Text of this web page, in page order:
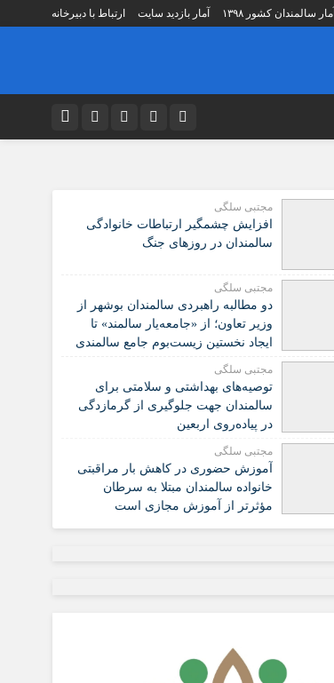
آمار سالمندان کشور ۱۳۹۸ آمار بازدید سایت ارتباط با دبیرخانه
توییتر
آپارات
اپلیکیشن
مؤسسات مردم نهاد
لیست بنیادهای فرزانگان کشور
لیست مراکز تشخیصی درمانی
مراکز نگهداری سالمندان استان تهران
مراکز نگهداری سالمندان تهران
لیست پزشکان اورتو پدی
مراکز سالمندان به تفکیک استانها
مجتبی سلگی
افزایش چشمگیر ارتباطات خانوادگی
سالمندان در روزهای جنگ
مجتبی سلگی
دو مطالبه راهبردی سالمندان بوشهر از
وزیر تعاون؛ از «جامعه‌یار سالمند» تا
ایجاد نخستین زیست‌بوم جامع سالمندی
مجتبی سلگی
️توصیه‌های بهداشتی و سلامتی برای
سالمندان جهت جلوگیری از گرمازدگی
در پیاده‌روی اربعین
مجتبی سلگی
آموزش حضوری در کاهش بار مراقبتی
خانواده سالمندان مبتلا به سرطان
مؤثرتر از آموزش مجازی است